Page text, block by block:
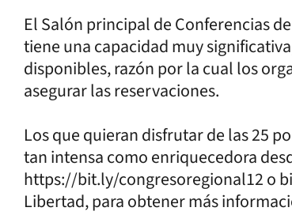
El Salón principal de Conferencias
tiene una capacidad muy
disponibles, razón por la cual los
asegurar las reservaciones.
Los que quieran disfrutar de las 25
tan intensa como enriquecedora
https://bit.ly/congresoregional12 o
Libertad, para obtener más